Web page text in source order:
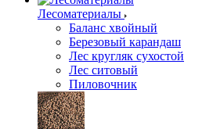
Лесоматериалы
Баланс хвойный
Березовый карандаш
Лес кругляк сухостой
Лес ситовый
Пиловочник